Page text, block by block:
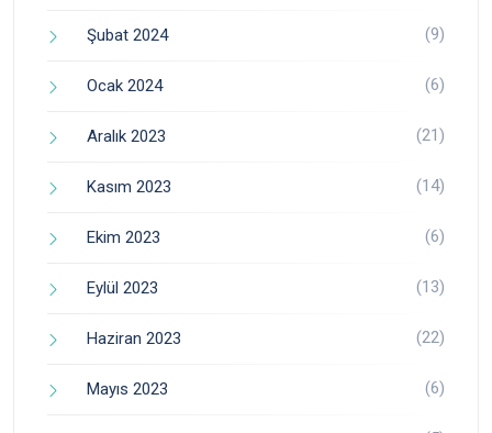
Şubat 2024 (9)
Ocak 2024 (6)
Aralık 2023 (21)
Kasım 2023 (14)
Ekim 2023 (6)
Eylül 2023 (13)
Haziran 2023 (22)
Mayıs 2023 (6)